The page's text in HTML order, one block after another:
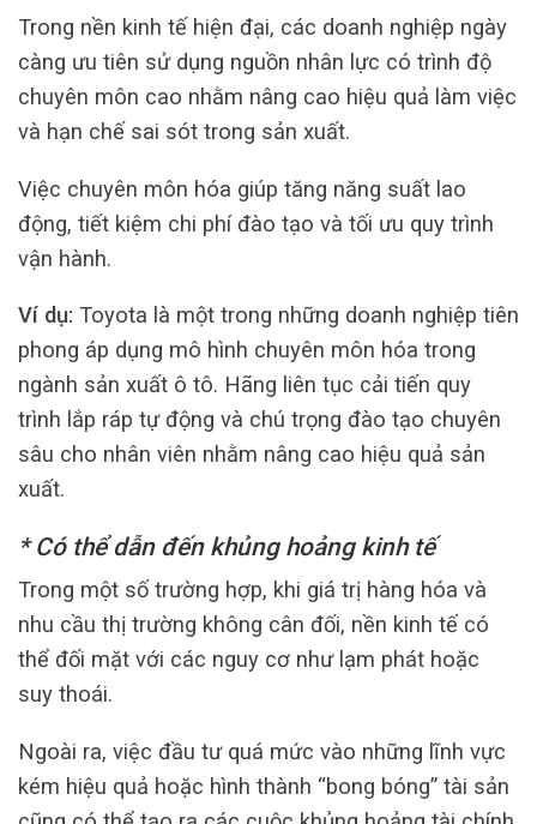
Trong nền kinh tế hiện đại, các doanh nghiệp ngày
càng ưu tiên sử dụng nguồn nhân lực có trình độ
chuyên môn cao nhằm nâng cao hiệu quả làm việc
và hạn chế sai sót trong sản xuất.
Việc chuyên môn hóa giúp tăng năng suất lao
động, tiết kiệm chi phí đào tạo và tối ưu quy trình
vận hành.
Ví dụ: Toyota là một trong những doanh nghiệp tiên
phong áp dụng mô hình chuyên môn hóa trong
ngành sản xuất ô tô. Hãng liên tục cải tiến quy
trình lắp ráp tự động và chú trọng đào tạo chuyên
sâu cho nhân viên nhằm nâng cao hiệu quả sản
xuất.
* Có thể dẫn đến khủng hoảng kinh tế
Trong một số trường hợp, khi giá trị hàng hóa và
nhu cầu thị trường không cân đối, nền kinh tế có
thể đối mặt với các nguy cơ như lạm phát hoặc
suy thoái.
Ngoài ra, việc đầu tư quá mức vào những lĩnh vực
kém hiệu quả hoặc hình thành “bong bóng” tài sản